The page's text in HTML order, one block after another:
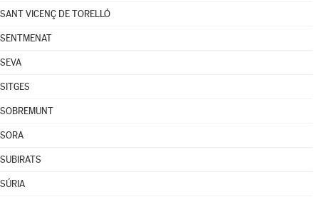
SANT VICENÇ DE TORELLÓ
SENTMENAT
SEVA
SITGES
SOBREMUNT
SORA
SUBIRATS
SÚRIA